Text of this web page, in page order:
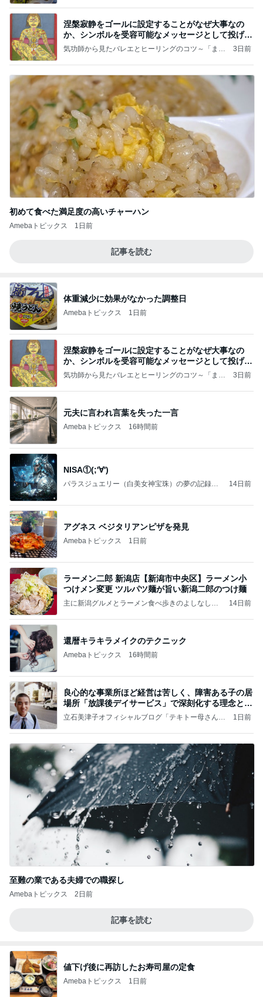
涅槃寂静をゴールに設定することがなぜ大事なの
か、シンボルを受容可能なメッセージとして投げる
ことが
気功師から見たバレエとヒーリングのコツ～「まと
3日前
初めて食べた満足度の高いチャーハン
Amebaトピックス 1日前
記事を読む
体重減少に効果がなかった調整日
Amebaトピックス 1日前
涅槃寂静をゴールに設定することがなぜ大事なの
か、シンボルを受容可能なメッセージとして投げる
ことが
気功師から見たバレエとヒーリングのコツ～「まと
3日前
元夫に言われ言葉を失った一言
Amebaトピックス 16時間前
NISA①(;'∀')
パラスジュエリー（白美女神宝珠）の夢の記録
14日前
アグネス ベジタリアンピザを発見
Amebaトピックス 1日前
ラーメン二郎 新潟店【新潟市中央区】ラーメン小
つけメン変更 ツルパツ麺が旨い新潟二郎のつけ麺
主に新潟グルメとラーメン食べ歩きのよしなしご
14日前
還暦キラキラメイクのテクニック
Amebaトピックス 16時間前
良心的な事業所ほど経営は苦しく、障害ある子の居
場所「放課後デイサービス」で深刻化する理念と現
実の
立石美津子オフィシャルブログ「テキトー母さんの
1日前
至難の業である夫婦での職探し
Amebaトピックス 2日前
記事を読む
値下げ後に再訪したお寿司屋の定食
Amebaトピックス 1日前